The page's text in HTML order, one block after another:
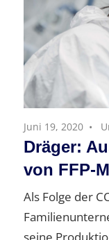
Juni 19, 2020
Dräger:
von FFP-
Als Folge der